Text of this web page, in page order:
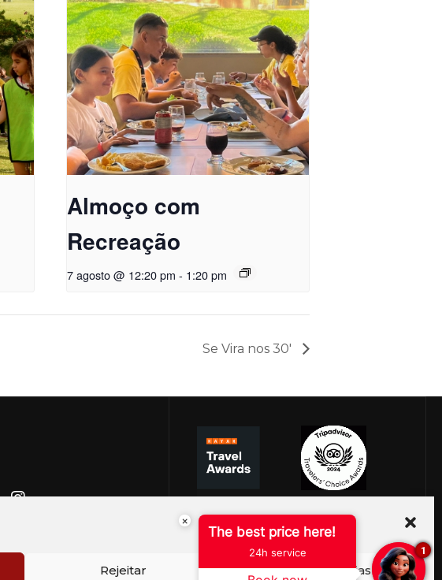
Rejeitar Ver preferências
Almoço com
Recreação
7 agosto @ 12:20 pm - 1:20 pm
Se Vira nos 30′
×
The best price here!
24h service 1